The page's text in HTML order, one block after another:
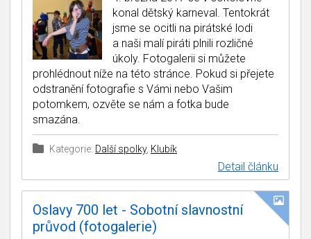
konal dětský karneval. Tentokrát
jsme se ocitli na pirátské lodi
a naši malí piráti plnili rozličné
úkoly. Fotogalerii si můžete
prohlédnout níže na této stránce. Pokud si přejete
odstranění fotografie s Vámi nebo Vašim
potomkem, ozvěte se nám a fotka bude
smazána.
Kategorie: Další spolky, Klubík
Detail článku
Oslavy 700 let - Sobotní slavnostní
průvod (fotogalerie)